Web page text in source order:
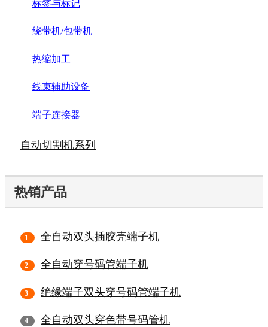
标签与标记
绕带机/包带机
热缩加工
线束辅助设备
端子连接器
自动切割机系列
热销产品
全自动双头插胶壳端子机
全自动穿号码管端子机
绝缘端子双头穿号码管端子机
全自动双头穿色带号码管机